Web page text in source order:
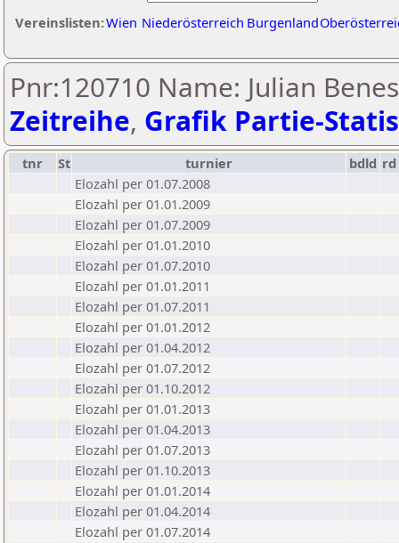
Vereinslisten:Wien Niederösterreich Burgenland
Pnr:120710 Name: Julian
Zeitreihe, Grafik Partie-
tnr St turnier bdld rd
Elozahl per 01.07.2008
Elozahl per 01.01.2009
Elozahl per 01.07.2009
Elozahl per 01.01.2010
Elozahl per 01.07.2010
Elozahl per 01.01.2011
Elozahl per 01.07.2011
Elozahl per 01.01.2012
Elozahl per 01.04.2012
Elozahl per 01.07.2012
Elozahl per 01.10.2012
Elozahl per 01.01.2013
Elozahl per 01.04.2013
Elozahl per 01.07.2013
Elozahl per 01.10.2013
Elozahl per 01.01.2014
Elozahl per 01.04.2014
Elozahl per 01.07.2014